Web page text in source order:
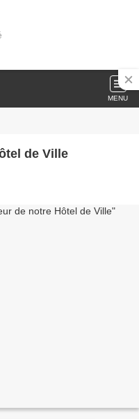
MENU
de Ville